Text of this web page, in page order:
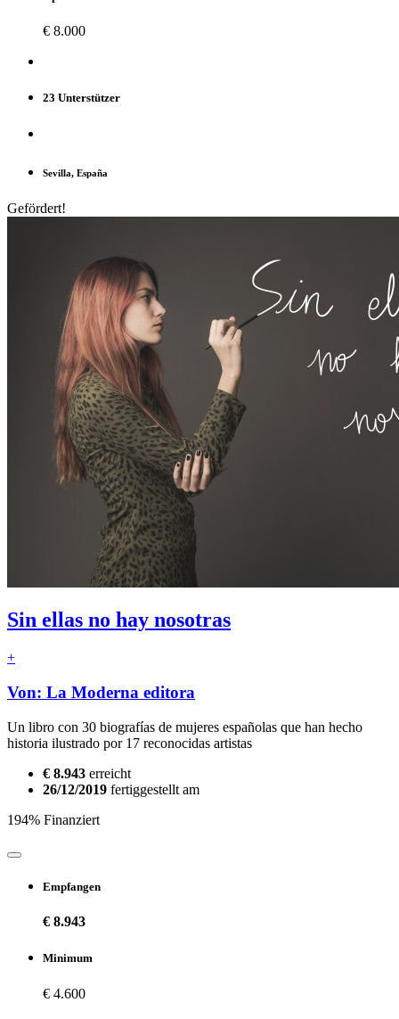
€ 8.000
23 Unterstützer
Sevilla, España
Gefördert!
Sin ellas no hay nosotras
+
Von: La Moderna editora
Un libro con 30 biografías de mujeres españolas que han hecho
historia ilustrado por 17 reconocidas artistas
€ 8.943 erreicht
26/12/2019 fertiggestellt am
194% Finanziert
Empfangen
€ 8.943
Minimum
€ 4.600